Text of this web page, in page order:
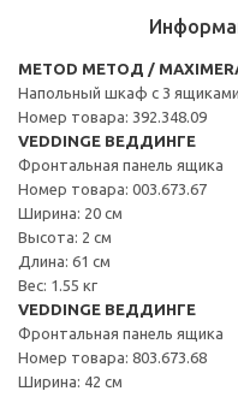
METOD МЕТОД /
Напольный шкаф с 3 ящиками
Номер товара: 392.348.09
VEDDINGE ВЕДДИНГЕ
Фронтальная панель ящика
Номер товара: 003.673.67
Ширина: 20 см
Высота: 2 см
Длина: 61 см
Вес: 1.55 кг
VEDDINGE ВЕДДИНГЕ
Фронтальная панель ящика
Номер товара: 803.673.68
Ширина: 42 см